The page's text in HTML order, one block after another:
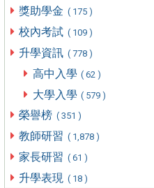
獎助學金 ( 175 )
校內考試 ( 109 )
升學資訊 ( 778 )
高中入學 ( 62 )
大學入學 ( 579 )
榮譽榜 ( 351 )
教師研習 ( 1,878 )
家長研習 ( 61 )
升學表現 ( 18 )